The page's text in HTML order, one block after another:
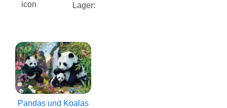
Lager:
Pandas und Koalas